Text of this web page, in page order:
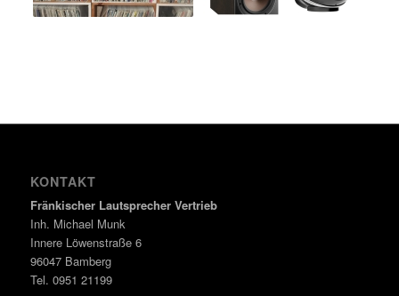
KONTAKT
Fränkischer Lautsprecher Vertrieb
Inh. Michael Munk
Innere Löwenstraße 6
96047 Bamberg
Tel. 0951 21199